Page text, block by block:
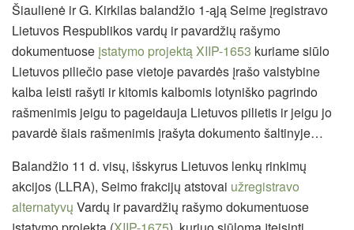
Šiaulienė ir G. Kirkilas balandžio 1-ąją Seime įregistravo
Lietuvos Respublikos vardų ir pavardžių rašymo
dokumentuose įstatymo projektą XIIP-1653 kuriame siūlo
Lietuvos piliečio pase vietoje pavardės įrašo valstybine
kalba leisti rašyti ir kitomis kalbomis lotyniško pagrindo
rašmenimis jeigu to pageidauja Lietuvos pilietis ir jeigu jo
pavardė šiais rašmenimis įrašyta dokumento šaltinyje…
Balandžio 11 d. visų, išskyrus Lietuvos lenkų rinkimų
akcijos (LLRA), Seimo frakcijų atstovai užregistravo
alternatyvų Vardų ir pavardžių rašymo dokumentuose